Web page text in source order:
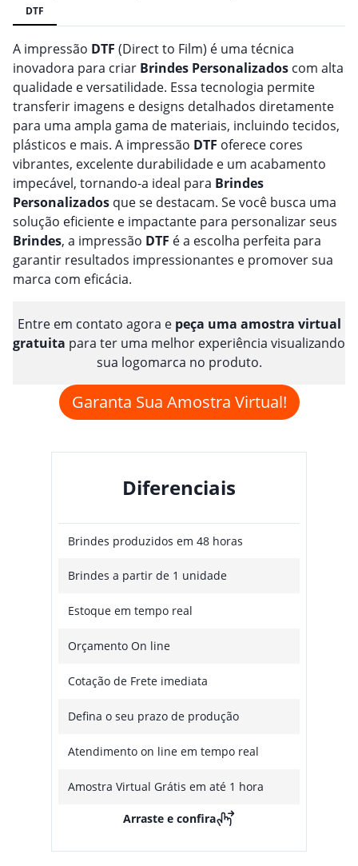
DTF
A impressão DTF (Direct to Film) é uma técnica
inovadora para criar Brindes Personalizados com alta
qualidade e versatilidade. Essa tecnologia permite
transferir imagens e designs detalhados diretamente
para uma ampla gama de materiais, incluindo tecidos,
plásticos e mais. A impressão DTF oferece cores
vibrantes, excelente durabilidade e um acabamento
impecável, tornando-a ideal para Brindes
Personalizados que se destacam. Se você busca uma
solução eficiente e impactante para personalizar seus
Brindes, a impressão DTF é a escolha perfeita para
garantir resultados impressionantes e promover sua
marca com eficácia.
Entre em contato agora e peça uma amostra virtual
gratuita para ter uma melhor experiência visualizando
sua logomarca no produto.
Garanta Sua Amostra Virtual!
Diferenciais
Brindes produzidos em 48 horas
Brindes a partir de 1 unidade
Estoque em tempo real
Orçamento On line
Cotação de Frete imediata
Defina o seu prazo de produção
Atendimento on line em tempo real
Amostra Virtual Grátis em até 1 hora
Arraste e confira